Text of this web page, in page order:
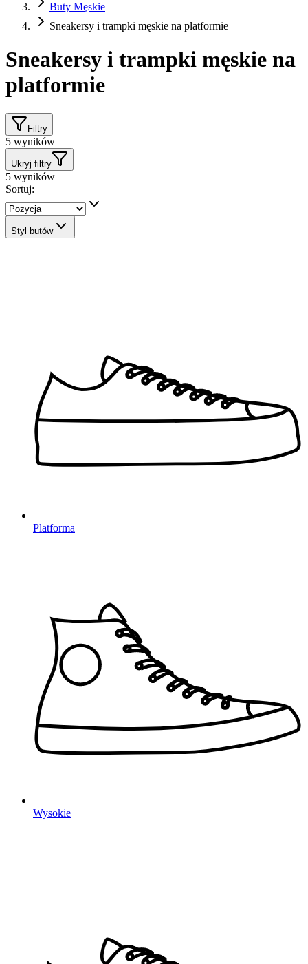
Buty Męskie
Sneakersy i trampki męskie na platformie
Sneakersy i trampki męskie na
platformie
Filtry
5 wyników
Ukryj filtry
5 wyników
Sortuj:
Styl butów
Platforma
Wysokie